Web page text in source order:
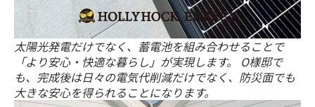
太陽光発電だけでなく、蓄電池を組み合わせることで
「より安心・快適な暮らし」が実現します。 O様邸で
も、完成後は日々の電気代削減だけでなく、防災面でも
大きな安心を得られることになります。